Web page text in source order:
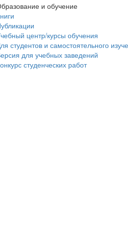
и обучение
центр/курсы обучения
студентов и самостоятельного
для учебных заведений
студенческих работ